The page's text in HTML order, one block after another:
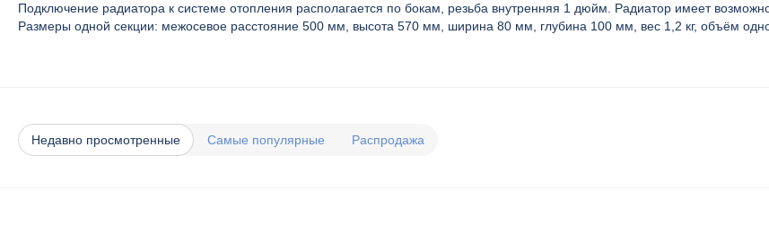
Подключение радиатора к системе отопления располагается по бокам, резьба внутренняя 1 дюйм. Радиатор имеет
Размеры одной секции: межосевое расстояние 500 мм, высота 570 мм, ширина 80 мм, глубина 100 мм, вес 1,2 кг, объём
Недавно просмотренные Самые популярные Распродажа